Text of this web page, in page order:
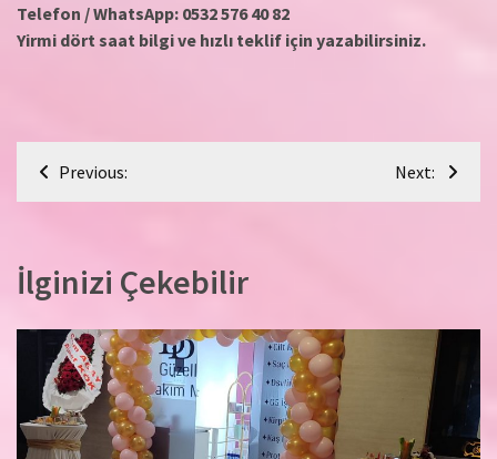
Telefon / WhatsApp: 0532 576 40 82
Yirmi dört saat bilgi ve hızlı teklif için yazabilirsiniz.
Yazı
gezinmesi
Previous: Next:
İlginizi Çekebilir